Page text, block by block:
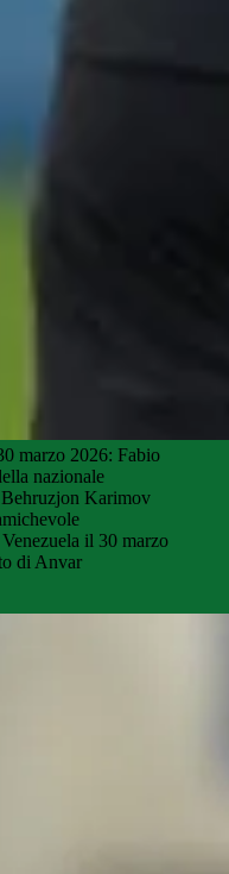
marzo 2026: Fabio
nazionale
Karimov
il 30 marzo
di Anvar